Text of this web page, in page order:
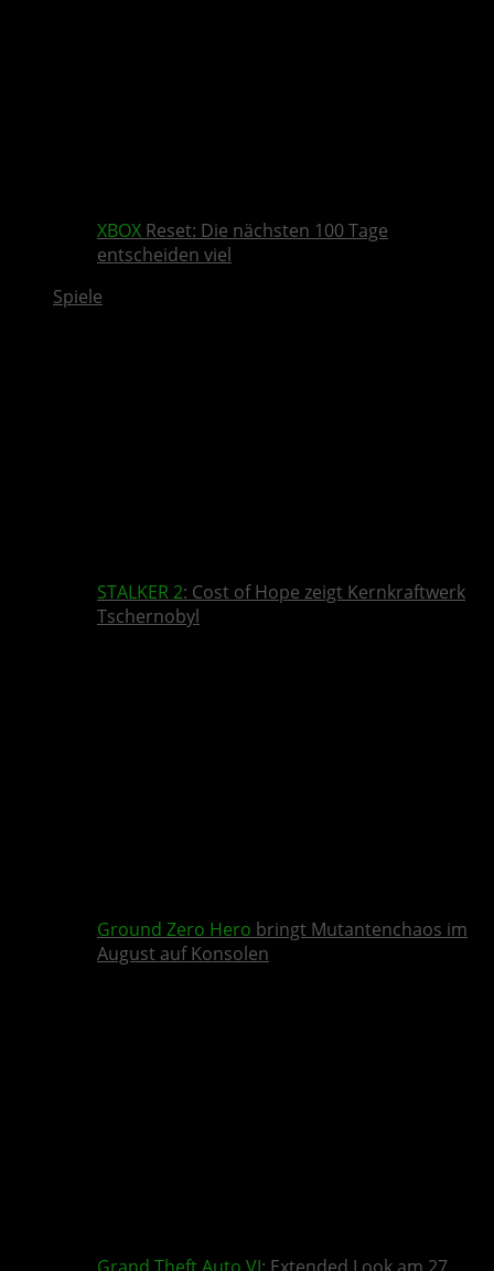
XBOX Reset: Die nächsten 100 Tage
entscheiden viel
Spiele
STALKER 2: Cost of Hope zeigt Kernkraftwerk
Tschernobyl
Ground Zero Hero bringt Mutantenchaos im
August auf Konsolen